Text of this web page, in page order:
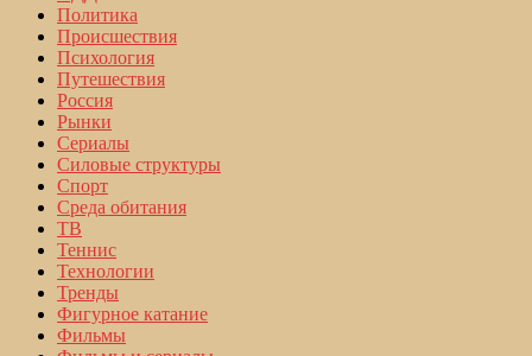
Политика
Происшествия
Психология
Путешествия
Россия
Рынки
Сериалы
Силовые структуры
Спорт
Среда обитания
ТВ
Теннис
Технологии
Тренды
Фигурное катание
Фильмы